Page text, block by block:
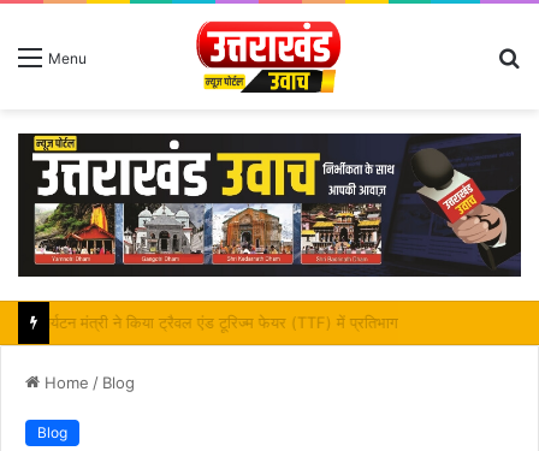
Menu
महापौर शंभू पासवान के जन्मदिवस पर क्षेत्र में विकास की सौगात
Home / Blog
Blog